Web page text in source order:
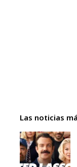
Las noticias